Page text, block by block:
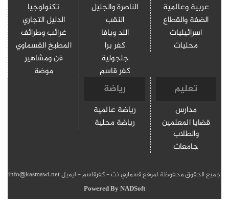
عربية وعالمية
الضفة والقطاع
اسرائيليات
محليات
الناصرة والجليل
النقب
اللد ويافا
كفر برا
جلجولية
كفر قاسم
تكنولوجيا
الدليل التجاري
غرائب وطرائف
المطبخ القسماوي
فن ومشاهير
موضة
تعليم
مدارس
قضايا المعلمين
والطلاب
جامعات
رياضة
رياضة عالمية
رياضة محلية
جميع الحقوق محفوظة لموقع قسماوي نت - كفرقاسم - ايميل info@kasmawi.net
Powered ByNADSoft